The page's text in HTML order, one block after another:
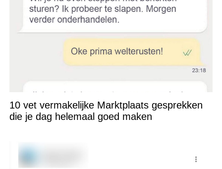
10 vet vermakelijke Marktplaats gesprekken
die je dag helemaal goed maken